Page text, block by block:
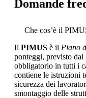
Domande
Che cos’è il
Il PIMUS è il Piano
ponteggi, previsto
obbligatorio in tutti i
contiene le istruzioni
sicurezza dei
smontaggio delle